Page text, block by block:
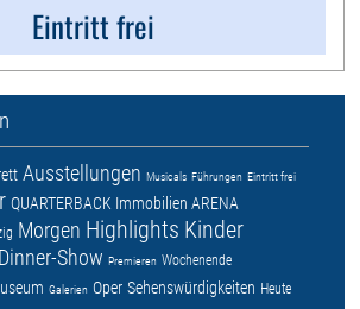
Eintritt frei
Ausstellungen Musicals Führungen Eintritt frei
QUARTERBACK Immobilien ARENA
Morgen Highlights Kinder
Dinner-Show Premieren Wochenende
Galerien Oper Sehenswürdigkeiten Heute